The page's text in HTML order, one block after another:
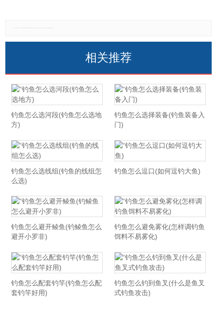
相关推荐
钓鱼怎么选河段(钓鱼怎么选地
方)
钓鱼怎么选择装备(钓鱼装备入
门)
钓鱼怎么选线组(钓鱼的线组怎
么选)
钓鱼怎么逗口(如何逗钓大鱼)
钓鱼怎么避开鲮鱼(钓鲮鱼怎么
避开小罗非)
钓鱼怎么避免雾化(怎样调钓鱼
饵料不易雾化)
钓鱼怎么配套钓竿(钓鱼怎么配
套钓竿好用)
钓鱼怎么钓到鱼叉(什么是鱼叉
式钓鱼攻击)